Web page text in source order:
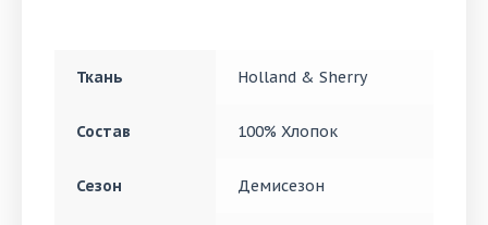
Ткань Holland & Sherry
Состав 100% Хлопок
Сезон Демисезон